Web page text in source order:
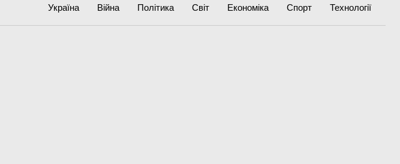
Україна Війна Політика Світ Економіка Спорт Технології